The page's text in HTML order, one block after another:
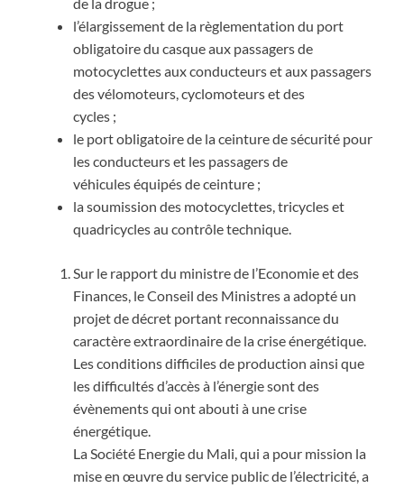
l’élargissement de la règlementation du port
obligatoire du casque aux passagers de
motocyclettes aux conducteurs et aux passagers
des vélomoteurs, cyclomoteurs et des
cycles ;
le port obligatoire de la ceinture de sécurité pour
les conducteurs et les passagers de
véhicules équipés de ceinture ;
la soumission des motocyclettes, tricycles et
quadricycles au contrôle technique.
Sur le rapport du ministre de l’Economie et des
Finances, le Conseil des Ministres a adopté un
projet de décret portant reconnaissance du
caractère extraordinaire de la crise énergétique.
Les conditions difficiles de production ainsi que
les difficultés d’accès à l’énergie sont des
évènements qui ont abouti à une crise
énergétique.
La Société Energie du Mali, qui a pour mission la
mise en œuvre du service public de l’électricité, a